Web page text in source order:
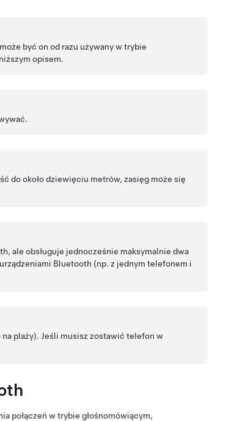
być on od razu używany w trybie
opisem.
do okołodziewięciu metrów, zasięg może się
ale obsługuje jednocześnie maksymalnie dwa
Bluetooth (np. z jednym telefonem i
plaży). Jeśli musisz zostawić telefon w
połączeń w trybie głośnomówiącym,